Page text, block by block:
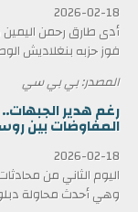
2026-02-18
فوز حزبه بنغلاديش
المصدر: بي بي سي
رغم هدير
المفاوضات بين
2026-02-18
اليوم الثاني من
وهي أحدث محاولة